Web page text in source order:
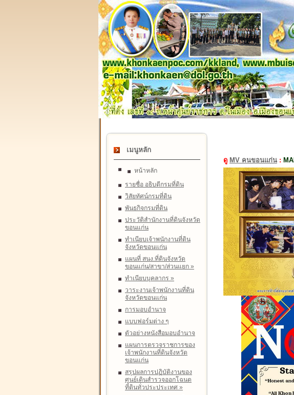
เมนูหลัก
หน้าหลัก
รายชื่อ อธิบดีกรมที่ดิน
วิสัยทัศน์กรมที่ดิน
พันธกิจกรมที่ดิน
ประวัติสำนักงานที่ดินจังหวัด
ขอนแก่น
ทำเนียบเจ้าพนักงานที่ดิน
จังหวัดขอนแก่น
แผนที่ สนง.ที่ดินจังหวัด
ขอนแก่น/สาขา/ส่วนแยก »
ทำเนียบบุคลากร »
วาระงานเจ้าพนักงานที่ดิน
จังหวัดขอนแก่น
การมอบอำนาจ
แบบฟอร์มต่าง ๆ
ตัวอย่างหนังสือมอบอำนาจ
แผนการตรวจราชการของ
เจ้าพนักงานที่ดินจังหวัด
ขอนแก่น
สรุปผลการปฏิบัติงานของ
ศูนย์เดินสำรวจออกโฉนด
ที่ดินทั่วประประเทศ »
ดู MV คนขอนแก่น :